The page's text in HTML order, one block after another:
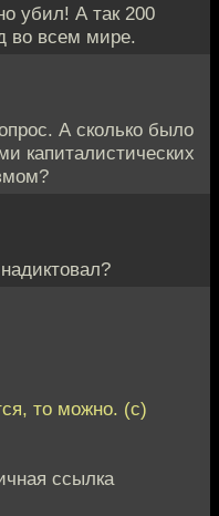
убил! А так 200
во всем мире.
А сколько было
капиталистических
то можно. (с)
ссылка